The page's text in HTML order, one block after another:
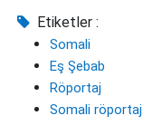
Etiketler :
Somali
Eş Şebab
Röportaj
Somali röportaj